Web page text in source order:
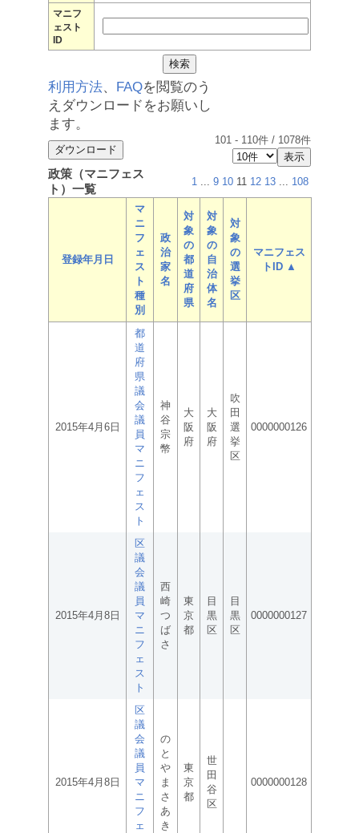
マニフ
ェスト
ID
利用方法、 FAQを閲覧のう
えダウンロードをお願いし
ます。
101 - 110件 / 1078件
政策（マニフェス
ト）一覧
1 ... 9 10 11 12 13 ... 108
登録年月日
マ
ニ
フ
ェ
ス
ト
種
別
政
治
家
名
対
象
の
都
道
府
県
対
象
の
自
治
体
名
対
象
の
選
挙
区
マニフェス
トID ▲
2015年4月6日
都
道
府
県
議
会
議
員
マ
ニ
フ
ェ
ス
ト
神
谷
宗
幣
大
阪
府
大
阪
府
吹
田
選
挙
区
0000000126
2015年4月8日
区
議
会
議
員
マ
ニ
フ
ェ
ス
ト
西
崎
つ
ば
さ
東
京
都
目
黒
区
目
黒
区
0000000127
2015年4月8日
区
議
会
議
員
マ
ニ
フ
ェ
の
と
や
ま
さ
あ
き
東
京
都
世
田
谷
区
0000000128